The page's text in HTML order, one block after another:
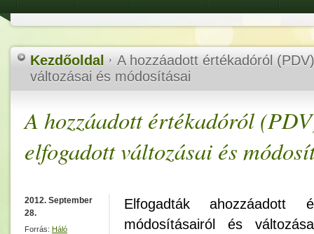
Kezdőoldal
A hozzáadott értékadóról
változásai és módosításai
A hozzáadott értékadóról
elfogadott változásai és
2012. September
28.
Forrás: Háló
Elfogadták ahozzáadott
módosításairól és